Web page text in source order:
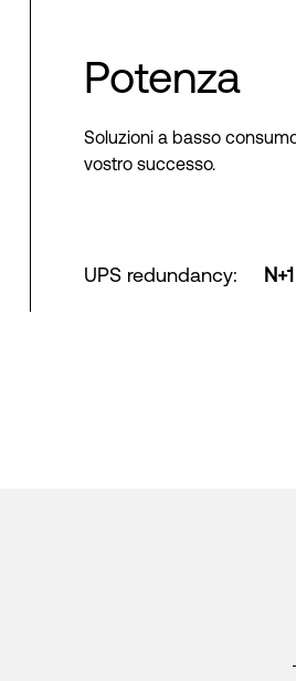
Potenza
Soluzioni a basso
vostro successo.
UPS redundancy: N+1